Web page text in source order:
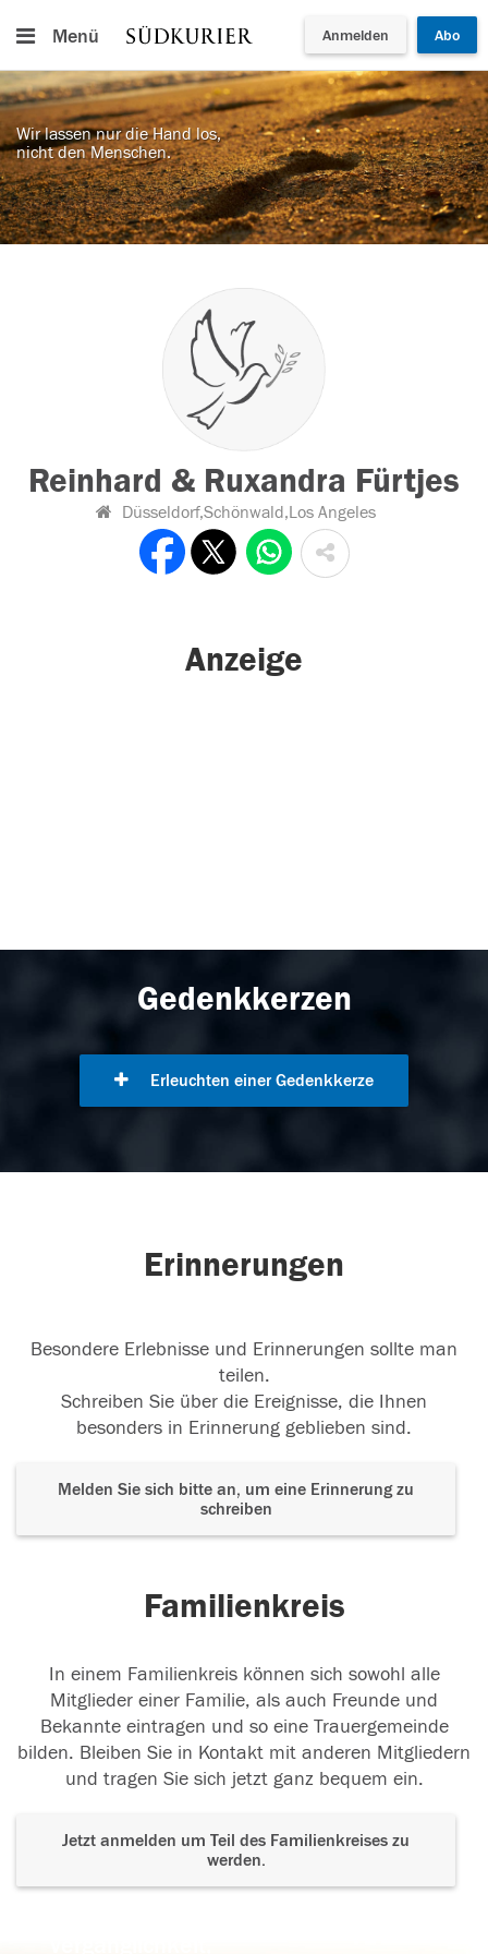
Menü Anmelden Abo
Wir lassen nur die Hand los,
nicht den Menschen.
Reinhard & Ruxandra Fürtjes
Düsseldorf,Schönwald,Los Angeles
Anzeige
Gedenkkerzen
Erleuchten einer Gedenkkerze
Erinnerungen
Besondere Erlebnisse und Erinnerungen sollte man
teilen.
Schreiben Sie über die Ereignisse, die Ihnen
besonders in Erinnerung geblieben sind.
Melden Sie sich bitte an, um eine Erinnerung zu
schreiben
Familienkreis
In einem Familienkreis können sich sowohl alle
Mitglieder einer Familie, als auch Freunde und
Bekannte eintragen und so eine Trauergemeinde
bilden. Bleiben Sie in Kontakt mit anderen Mitgliedern
und tragen Sie sich jetzt ganz bequem ein.
Jetzt anmelden um Teil des Familienkreises zu
werden.